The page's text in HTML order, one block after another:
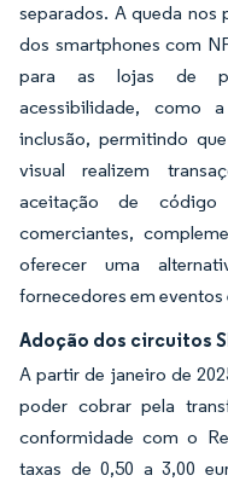
separados. A queda nos
dos smartphones com
para as lojas de
acessibilidade, como
inclusão, permitindo
visual realizem
aceitação de
comerciantes,
oferecer uma
fornecedores em
Adoção dos circuitos
A partir de janeiro de
poder cobrar pela
conformidade com o
taxas de 0,50 a 3,00